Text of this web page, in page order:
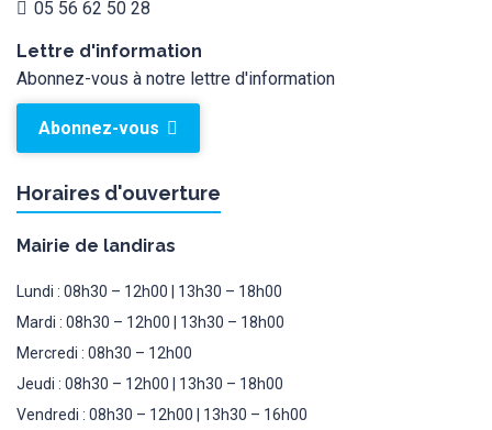
05 56 62 50 28
Lettre d'information
Abonnez-vous à notre lettre d'information
Abonnez-vous
Horaires d'ouverture
Mairie de landiras
Lundi : 08h30 – 12h00 | 13h30 – 18h00
Mardi : 08h30 – 12h00 | 13h30 – 18h00
Mercredi : 08h30 – 12h00
Jeudi : 08h30 – 12h00 | 13h30 – 18h00
Vendredi : 08h30 – 12h00 | 13h30 – 16h00